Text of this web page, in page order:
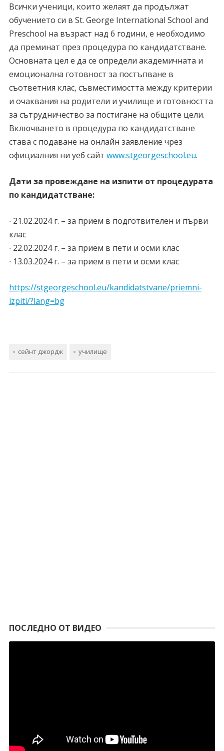
Всички ученици, които желаят да продължат
обучението си в St. George International School and
Preschool на възраст над 6 години, е необходимо
да преминат през процедура по кандидатстване.
Основната цел е да се определи академичната и
емоционална готовност за постъпване в
съответния клас, съвместимостта между критерии
и очаквания на родители и училище и готовността
за сътрудничество за постигане на общите цели.
Включването в процедура по кандидатстване
става с подаване на онлайн заявление чрез
официалния ни уеб сайт www.stgeorgeschool.eu.
Дати за провеждане на изпити от процедурата
по кандидатстване:
∙ 21.02.2024 г. – за прием в подготвителен и първи
клас
∙ 22.02.2024 г. – за прием в пети и осми клас
∙ 13.03.2024 г. – за прием в пети и осми клас
https://stgeorgeschool.eu/kandidatstvane/priemni-
izpiti/?lang=bg
сейнт джордж училище
ПОСЛЕДНО ОТ ВИДЕО